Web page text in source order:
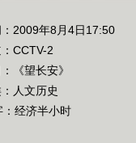
2009年8月4日17:50
CCTV-2
《望长安》
人文历史
经济半小时